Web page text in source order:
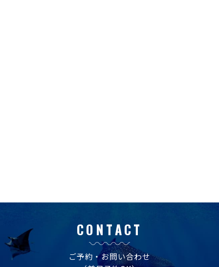
CONTACT
ご予約・お問い合わせ